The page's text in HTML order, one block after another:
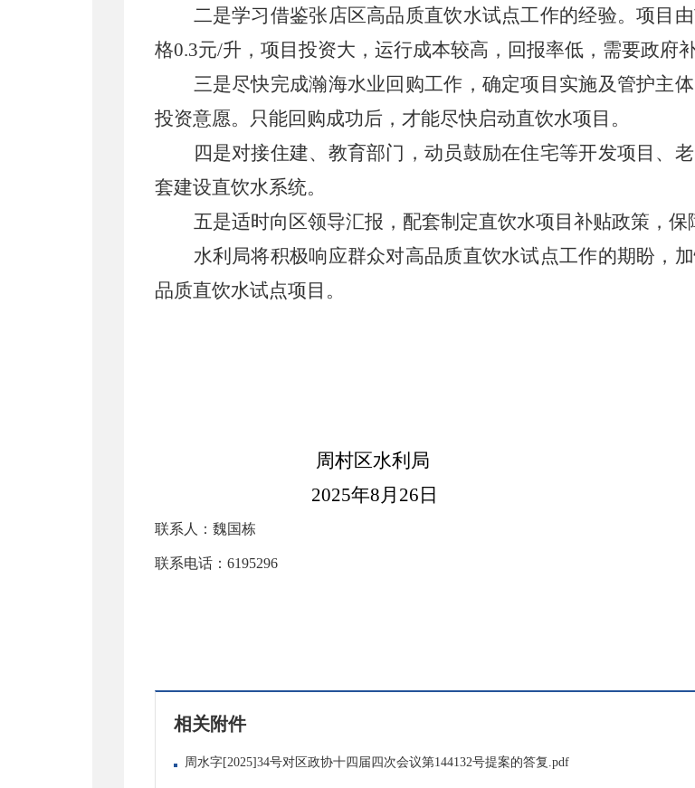
二是学习借鉴张店区高品质直饮水试点工作的经验。项目
格0.3元/升，项目投资大，运行成本较高，回报率低，需要政府
三是尽快完成瀚海水业回购工作，确定项目实施及管护主体
投资意愿。只能回购成功后，才能尽快启动直饮水项目。
四是对接住建、教育部门，动员鼓励在住宅等开发项目、
套建设直饮水系统。
五是适时向区领导汇报，配套制定直饮水项目补贴政策，保
水利局将积极响应群众对高品质直饮水试点工作的期盼，
品质直饮水试点项目。
周村区水利局
2025年8 月 26 日
联系人：魏国栋
联系电话： 6195296
相关附件
周水字[2025]34号对区政协十四届四次会议第144132号提案的答复.pdf